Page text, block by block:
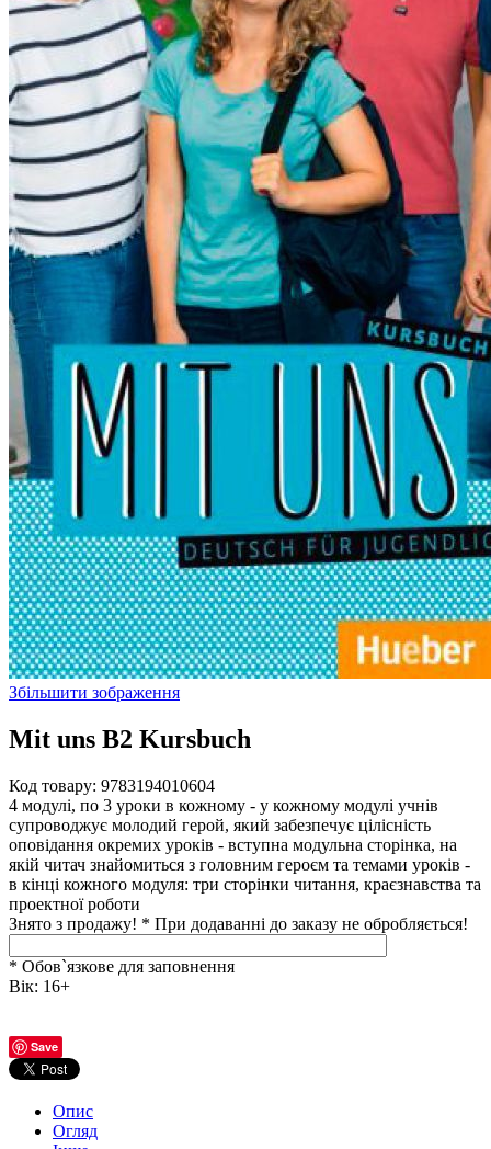
Збільшити зображення
Mit uns B2 Kursbuch
Код товару: 9783194010604
4 модулі, по 3 уроки в кожному - у кожному модулі учнів
супроводжує молодий герой, який забезпечує цілісність
оповідання окремих уроків - вступна модульна сторінка, на
якій читач знайомиться з головним героєм та темами уроків -
в кінці кожного модуля: три сторінки читання, краєзнавства та
проектної роботи
Знято з продажу! * При додаванні до заказу не обробляється!
* Обов`язкове для заповнення
Вік: 16+
Save
Опис
Огляд